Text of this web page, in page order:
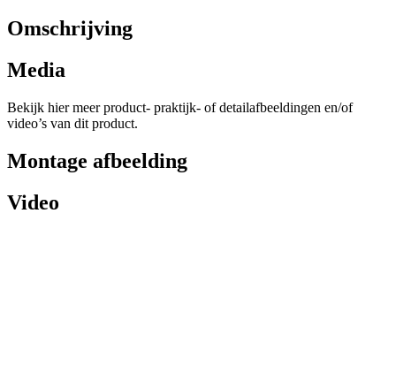
Omschrijving
Media
Bekijk hier meer product- praktijk- of detailafbeeldingen en/of
video’s van dit product.
Montage afbeelding
Video